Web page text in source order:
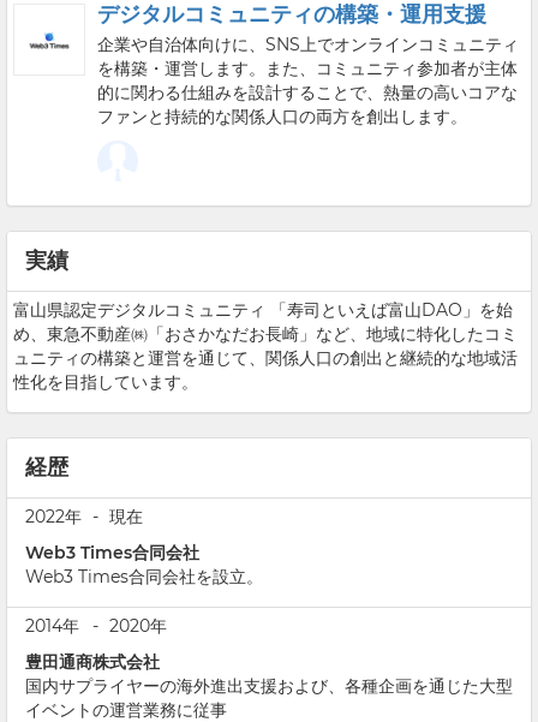
デジタルコミュニティの構築・運用支援
企業や自治体向けに、SNS上でオンラインコミュニティ
を構築・運営します。また、コミュニティ参加者が主体
的に関わる仕組みを設計することで、熱量の高いコアな
ファンと持続的な関係人口の両方を創出します。
実績
富山県認定デジタルコミュニティ 「寿司といえば富山DAO」を始
め、東急不動産㈱「おさかなだお長崎」など、地域に特化したコミ
ュニティの構築と運営を通じて、関係人口の創出と継続的な地域活
性化を目指しています。
経歴
2022年 - 現在
Web3 Times合同会社
Web3 Times合同会社を設立。
2014年 - 2020年
豊田通商株式会社
国内サプライヤーの海外進出支援および、各種企画を通じた大型
イベントの運営業務に従事